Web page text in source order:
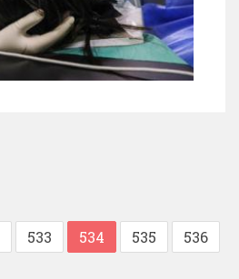
533 534 535
536